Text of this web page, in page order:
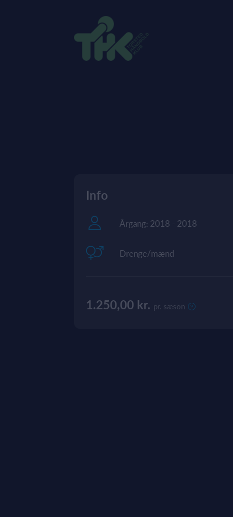
Info
Årgang: 2018 - 2018
Drenge/mænd
1.250,00 kr. pr. sæson